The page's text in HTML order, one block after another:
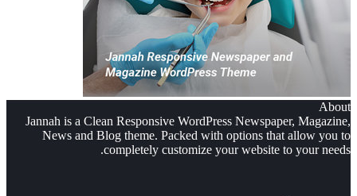
About
Jannah is a Clean Responsive WordPress Newspaper, Magazine,
News and Blog theme. Packed with options that allow you to
completely customize your website to your needs.